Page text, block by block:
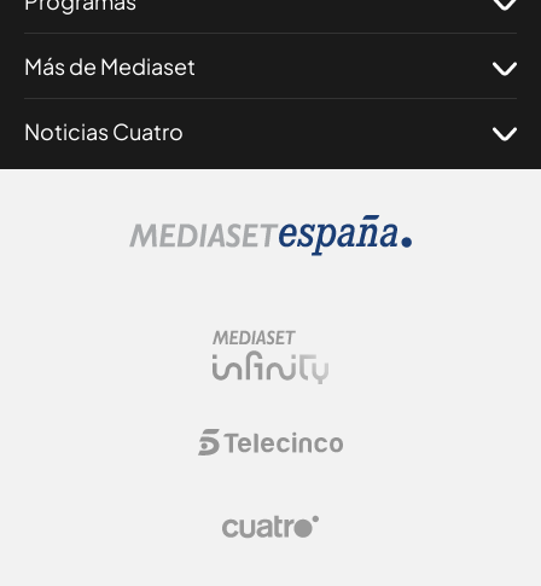
Más de Mediaset
Noticias Cuatro